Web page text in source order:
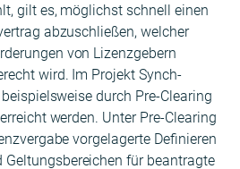
gilt es, möglichst schnell einen
abzuschließen, welch­er
von Lizen­zge­bern
wird. Im Pro­jekt Synch­
durch Pre-Clear­ing
wer­den. Unter Pre-Clear­ing
vorge­lagerte Definieren
für beantragte